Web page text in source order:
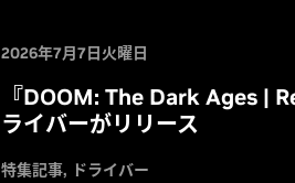
2026年7月7日火曜日
『DOOM: The Dark Ages |
ライバーがリリース
特集記事 ドライバー